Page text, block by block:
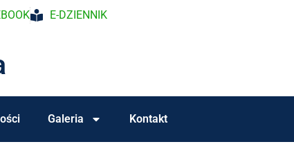
E-DZIENNIK
Galeria Kontakt